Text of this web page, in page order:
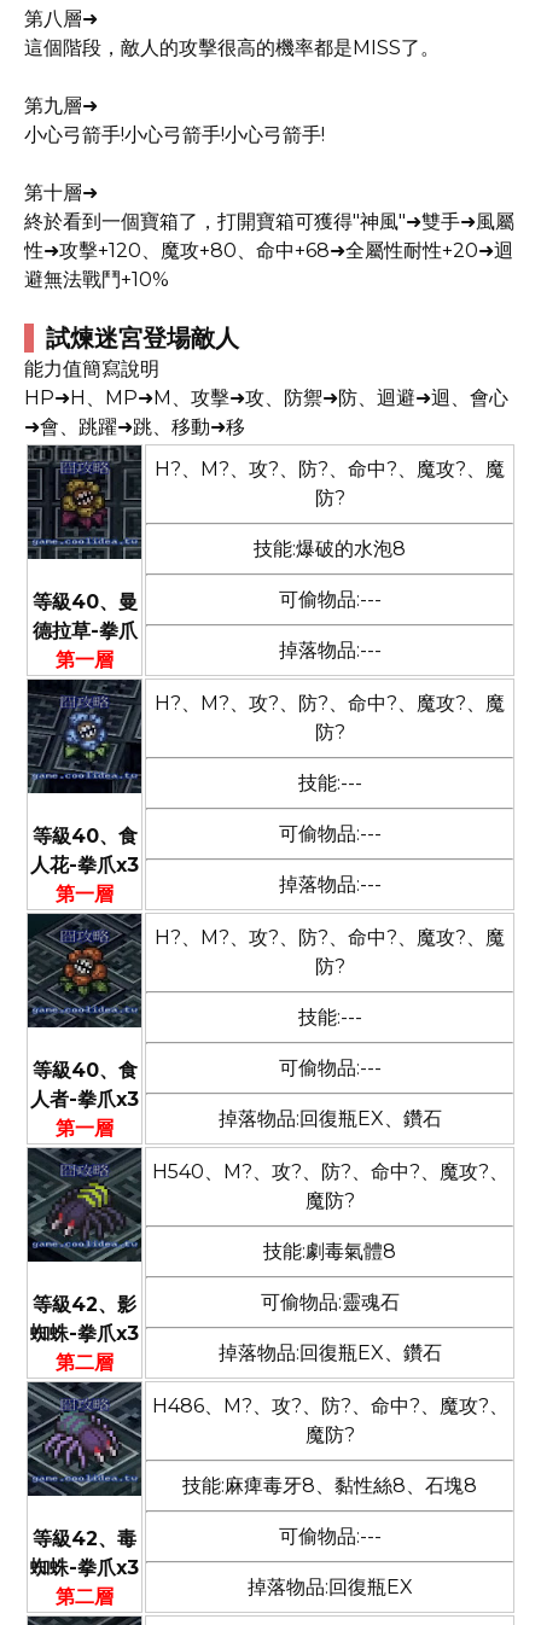
第八層➜
這個階段，敵人的攻擊很高的機率都是MISS了。
第九層➜
小心弓箭手!小心弓箭手!小心弓箭手!
第十層➜
終於看到一個寶箱了，打開寶箱可獲得"神風"➜雙手➜風屬
性➜攻擊+120、魔攻+80、命中+68➜全屬性耐性+20➜迴
避無法戰鬥+10%
試煉迷宮登場敵人
能力值簡寫說明
HP➜H、MP➜M、攻擊➜攻、防禦➜防、迴避➜迴、會心
➜會、跳躍➜跳、移動➜移
等級40、曼
德拉草-拳爪
第一層
H?、M?、攻?、防?、命中?、魔攻?、魔
防?
技能:爆破的水泡8
可偷物品:---
掉落物品:---
等級40、食
人花-拳爪x3
第一層
H?、M?、攻?、防?、命中?、魔攻?、魔
防?
技能:---
可偷物品:---
掉落物品:---
等級40、食
人者-拳爪x3
第一層
H?、M?、攻?、防?、命中?、魔攻?、魔
防?
技能:---
可偷物品:---
掉落物品:回復瓶EX、鑽石
等級42、影
蜘蛛-拳爪x3
第二層
H540、M?、攻?、防?、命中?、魔攻?、
魔防?
技能:劇毒氣體8
可偷物品:靈魂石
掉落物品:回復瓶EX、鑽石
等級42、毒
蜘蛛-拳爪x3
第二層
H486、M?、攻?、防?、命中?、魔攻?、
魔防?
技能:麻痺毒牙8、黏性絲8、石塊8
可偷物品:---
掉落物品:回復瓶EX